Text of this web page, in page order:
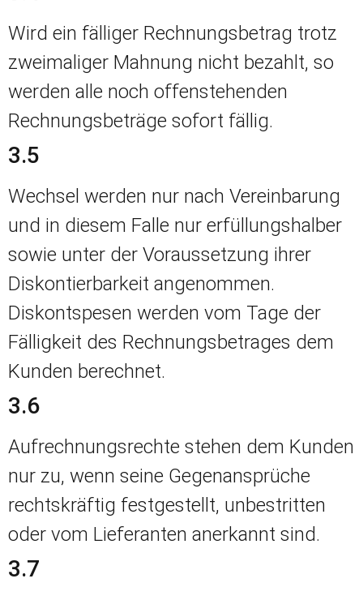
Wird ein fälliger Rechnungsbetrag trotz
zweimaliger Mahnung nicht bezahlt, so
werden alle noch offenstehenden
Rechnungsbeträge sofort fällig.
3.5
Wechsel werden nur nach Vereinbarung
und in diesem Falle nur erfüllungshalber
sowie unter der Voraussetzung ihrer
Diskontierbarkeit angenommen.
Diskontspesen werden vom Tage der
Fälligkeit des Rechnungsbetrages dem
Kunden berechnet.
3.6
Aufrechnungsrechte stehen dem Kunden
nur zu, wenn seine Gegenansprüche
rechtskräftig festgestellt, unbestritten
oder vom Lieferanten anerkannt sind.
3.7